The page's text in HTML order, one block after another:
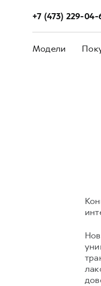
+7 (473) 229-04-
Модели